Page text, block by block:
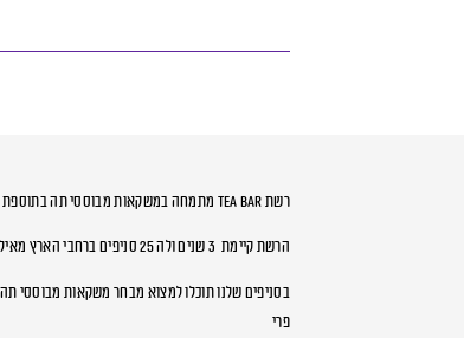
רשת TEA BAR מתמחה במשקאות מבוססי תה בתוספת בובה או טפיוקה,
הרשת קיימת 3 שנים ולה 25 סניפים ברחבי הארץ מאילת ועד כרמיאל בצפון
בסניפים שלנו תוכלו למצוא מבחר משקאות מבוססי
פרי